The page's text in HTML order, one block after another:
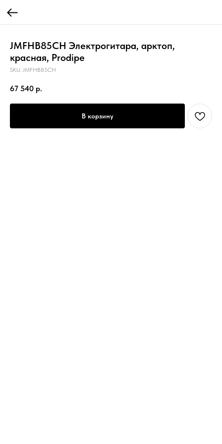
JMFHB85CH Электрогитара, арктоп,
красная, Prodipe
SKU: JMFHB85CH
67 540 р.
В корзину